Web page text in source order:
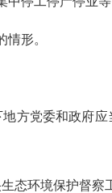
形。
方党委和政府
态环境保护督察